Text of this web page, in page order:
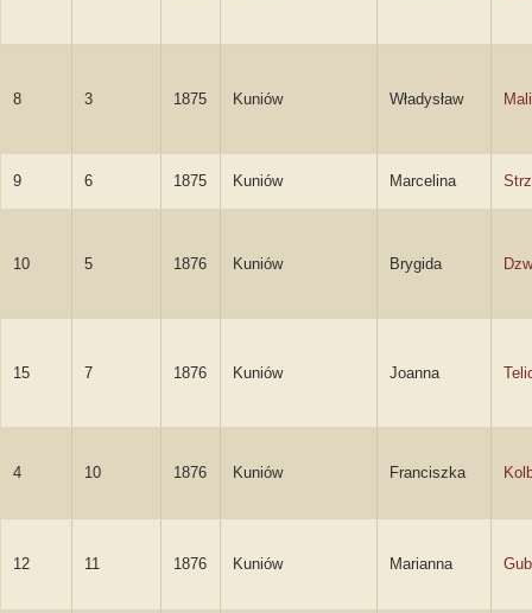
8 3 1875 Kuniów Władysław
9 6 1875 Kuniów Marcelina
10 5 1876 Kuniów Brygida
15 7 1876 Kuniów Joanna
4 10 1876 Kuniów Franciszka
12 11 1876 Kuniów Marianna